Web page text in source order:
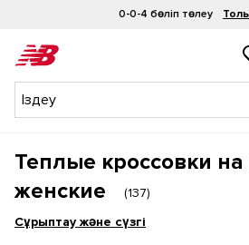
0-0-4 бөліп төлеу
Теплые кроссовки на
женские
(137)
Сұрыптау және сүзгі